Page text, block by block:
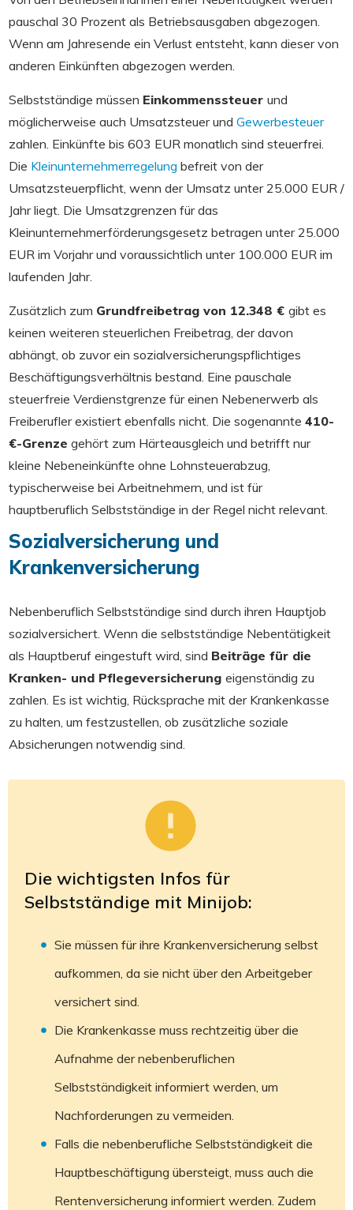
pauschal 30 Prozent als Betriebsausgaben abgezogen.
Wenn am Jahresende ein Verlust entsteht, kann dieser von
anderen Einkünften abgezogen werden.
Selbstständige müssen Einkommenssteuer und
möglicherweise auch Umsatzsteuer und Gewerbesteuer
zahlen. Einkünfte bis 603 EUR monatlıch sind steuerfrei.
Die Kleinunternehmerregelung befreit von der
Umsatzsteuerpflicht, wenn der Umsatz unter 25.000 EUR /
Jahr liegt. Die Umsatzgrenzen für das
Kleinunternehmerförderungsgesetz betragen unter 25.000
EUR im Vorjahr und voraussichtlich unter 100.000 EUR im
laufenden Jahr.
Zusätzlich zum Grundfreibetrag von 12.348 € gibt es
keinen weiteren steuerlichen Freibetrag, der davon
abhängt, ob zuvor ein sozialversicherungspflichtiges
Beschäftigungsverhältnis bestand. Eine pauschale
steuerfreie Verdienstgrenze für einen Nebenerwerb als
Freiberufler existiert ebenfalls nicht. Die sogenannte 410-
€-Grenze gehört zum Härteausgleich und betrifft nur
kleine Nebeneinkünfte ohne Lohnsteuerabzug,
typischerweise bei Arbeitnehmern, und ist für
hauptberuflich Selbstständige in der Regel nicht relevant.
Sozialversicherung und
Krankenversicherung
Nebenberuflich Selbstständige sind durch ihren Hauptjob
sozialversichert. Wenn die selbstständige Nebentätigkeit
als Hauptberuf eingestuft wird, sind Beiträge für die
Kranken- und Pflegeversicherung eigenständig zu
zahlen. Es ist wichtig, Rücksprache mit der Krankenkasse
zu halten, um festzustellen, ob zusätzliche soziale
Absicherungen notwendig sind.
Die wichtigsten Infos für
Selbstständige mit Minijob:
Sie müssen für ihre Krankenversicherung selbst
aufkommen, da sie nicht über den Arbeitgeber
versichert sind.
Die Krankenkasse muss rechtzeitig über die
Aufnahme der nebenberuflichen
Selbstständigkeit informiert werden, um
Nachforderungen zu vermeiden.
Falls die nebenberufliche Selbstständigkeit die
Hauptbeschäftigung übersteigt, muss auch die
Rentenversicherung informiert werden. Zudem